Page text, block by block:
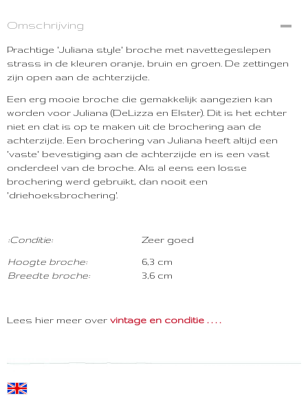
Omschrijving
Prachtige 'Juliana style' broche met navettegeslepen
strass in de kleuren oranje, bruin en groen. De zettingen
zijn open aan de achterzijde.
Een erg mooie broche die gemakkelijk aangezien kan
worden voor Juliana (DeLizza en Elster). Dit is het echter
niet en dat is op te maken uit de brochering aan de
achterzijde. Een brochering van Juliana heeft altijd een
'vaste' bevestiging aan de achterzijde en is een vast
onderdeel van de broche. Als al eens een losse
brochering werd gebruikt, dan nooit een
'driehoeksbrochering'.
:Conditie:
Hoogte broche:
Breedte broche:
Zeer goed
6,3 cm
3,6 cm
Lees hier meer over vintage en conditie . . . .